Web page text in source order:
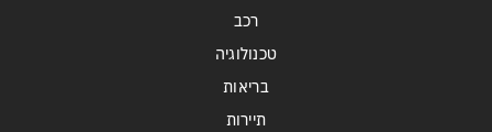
רכב
טכנולוגיה
בריאות
תיירות